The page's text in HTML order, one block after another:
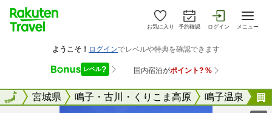
お気に入り 予約確認 ログイン メニュー
全国宮城県 鳴子・古川・くりこま高原 鳴子温泉
全国